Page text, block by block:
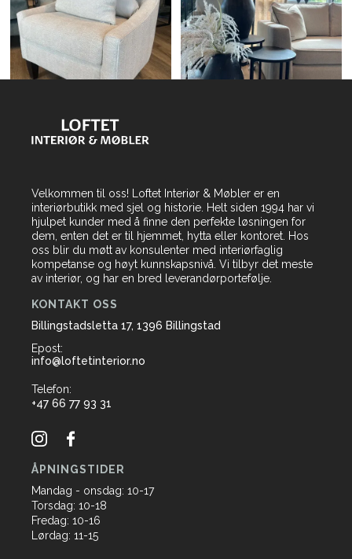
Velkommen til oss! Loftet Interiør & Møbler er en
interiørbutikk med sjel og historie. Helt siden 1994 har vi
hjulpet kunder med å finne den perfekte løsningen for
dem, enten det er til hjemmet, hytta eller kontoret. Hos
oss blir du møtt av konsulenter med interiørfaglig
kompetanse og høyt kunnskapsnivå. Vi tilbyr det meste
av interiør, og har en bred leverandørportefølje.
KONTAKT OSS
Billingstadsletta 17, 1396 Billingstad
Epost:
info@loftetinterior.no
Telefon:
+47 66 77 93 31
ÅPNINGSTIDER
Mandag - onsdag: 10-17
Torsdag: 10-18
Fredag: 10-16
Lørdag: 11-15